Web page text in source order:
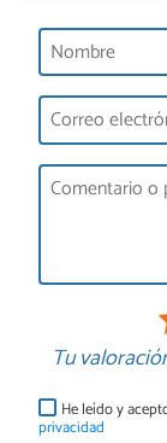
Tu
He leído y
privacidad